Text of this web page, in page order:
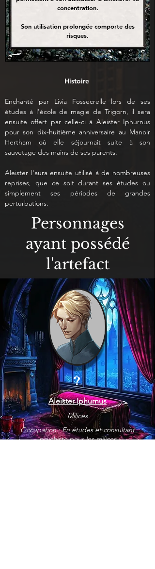
concentration.
Son utilisation prolongée comporte des
risques.
Histoire
Enchanté par Livia Fossecrelle lors de ses
études à l'école de magie de Trigorn, il sera
ensuite offert par celle-ci à Aleister Iphurnus
pour son dix-huitième anniversaire au Manoir
Hertham où elle séjournait suite à son
sauvetage des mains de ses parents.
Aleister l'aura ensuite utilisé à de nombreuses
reprises, que ce soit durant ses études ou
simplement ses périodes de grandes
perturbations.
Personnages
ayant possédé
l'artefact
?
Aleister Iphurnus
Milices
Occupation : En études et consultant
psychiste pour les milices